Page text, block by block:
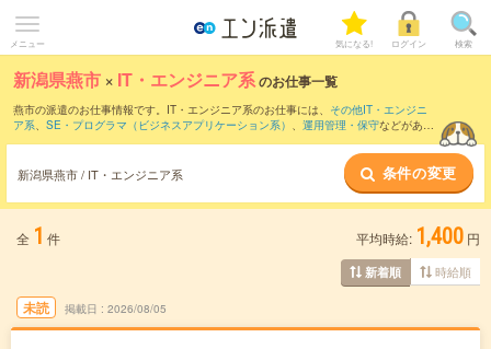
メニュー 気になる! ログイン 検索
新潟県燕市 × IT・エンジニア系のお仕事一覧
燕市の派遣のお仕事情報です。IT・エンジニア系のお仕事には、 その他IT・エンジニ
ア系、 SE・プログラマ（ビジネスアプリケーション系） 、 運用管理・保守などがあり
新潟県燕市 / IT・エンジニア系 条件の変更
全 1 件 平均時給: 1,400 円
新着順 時給順
未読 掲載日 2026/08/05